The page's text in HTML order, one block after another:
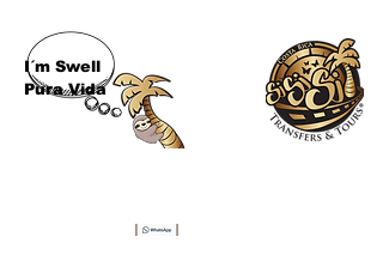
I´m Swell
Pura Vida